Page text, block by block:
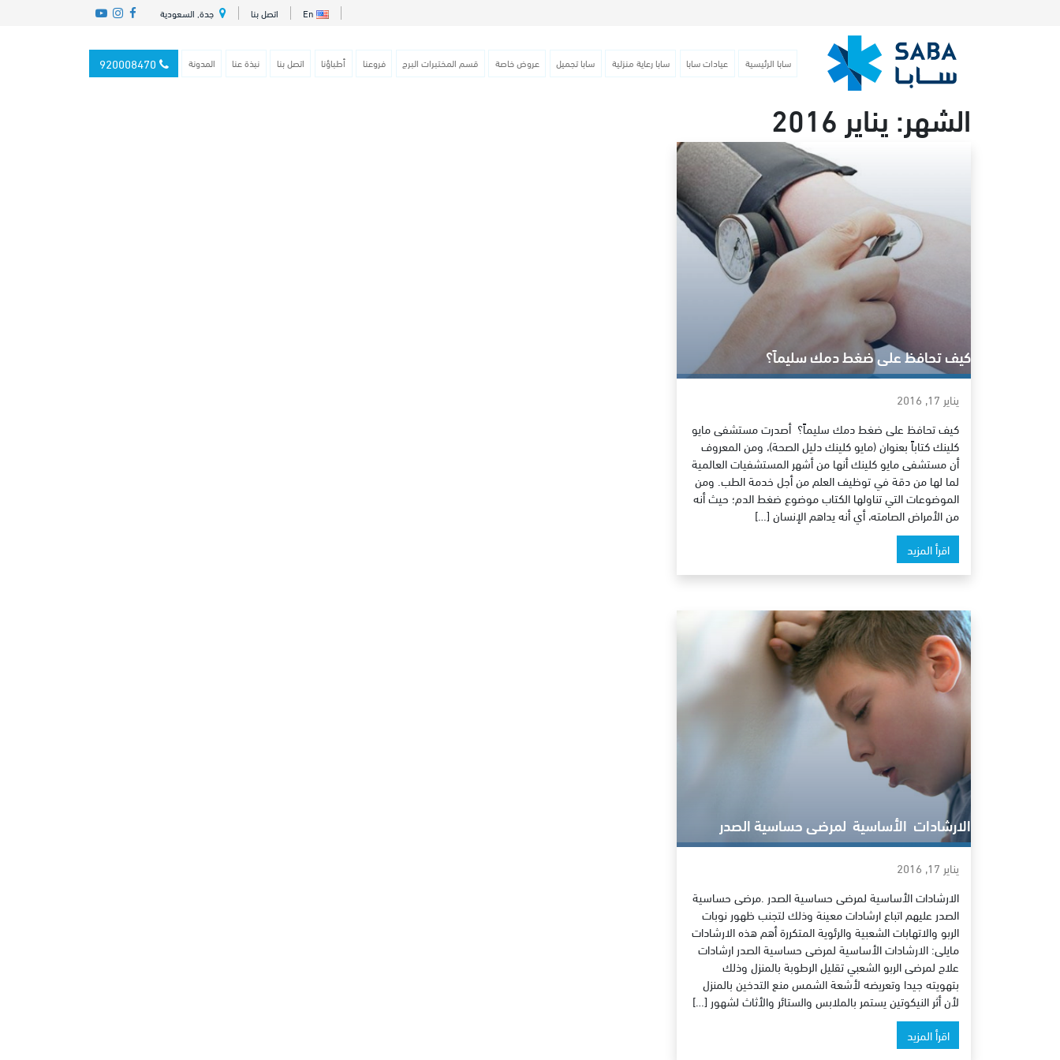
En اتصل بنا جدة, السعودية
سابا الرئيسية عيادات سابا سابا رعاية منزلية سابا تجميل عروض خاصة قسم المختبرات البرج فروعنا أطباؤنا اتصل بنا نبذة عنا المدونة
الشهر: يناير 2016
كيف تحافظ على ضغط دمك سليماً؟
يناير 17, 2016
كيف تحافظ على ضغط دمك سليماً؟ أصدرت مستشفى مايو
كلينك كتاباً بعنوان (مايو كلينك دليل الصحة)، ومن المعروف
أن مستشفى مايو كلينك أنها من أشهر المستشفيات العالمية
لما لها من دقة في توظيف العلم من أجل خدمة الطب. ومن
الموضوعات التي تناولها الكتاب موضوع ضغط الدم؛ حيث أنه
من الأمراض الصامته، أي أنه يداهم الإنسان […]
اقرأ المزيد
الارشادات الأساسية لمرضى حساسية الصدر
يناير 17, 2016
الارشادات الأساسية لمرضى حساسية الصدر .مرضى حساسية
الصدر عليهم اتباع ارشادات معينة وذلك لتجنب ظهور نوبات
الربو والاتهابات الشعبية والرئوية المتكررة أهم هذه الارشادات
مايلى: الارشادات الأساسية لمرضى حساسية الصدر ارشادات
علاج لمرضى الربو الشعبي تقليل الرطوبة بالمنزل وذلك
بتهويته جيدا وتعريضه لأشعة الشمس منع التدخين بالمنزل
لأن أثر النيكوتين يستمر بالملابس والستائر والأثاث لشهور […]
اقرأ المزيد